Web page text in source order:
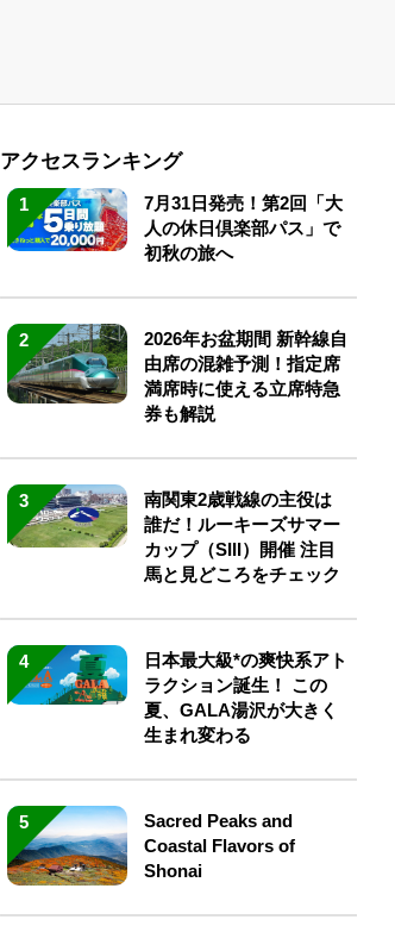
アクセスランキング
1
7月31日発売！第2回「大
人の休日倶楽部パス」で
初秋の旅へ
2
2026年お盆期間 新幹線自
由席の混雑予測！指定席
満席時に使える立席特急
券も解説
3
南関東2歳戦線の主役は
誰だ！ルーキーズサマー
カップ（SIII）開催 注目
馬と見どころをチェック
4
日本最大級*の爽快系アト
ラクション誕生！ この
夏、GALA湯沢が大きく
生まれ変わる
5
Sacred Peaks and
Coastal Flavors of
Shonai